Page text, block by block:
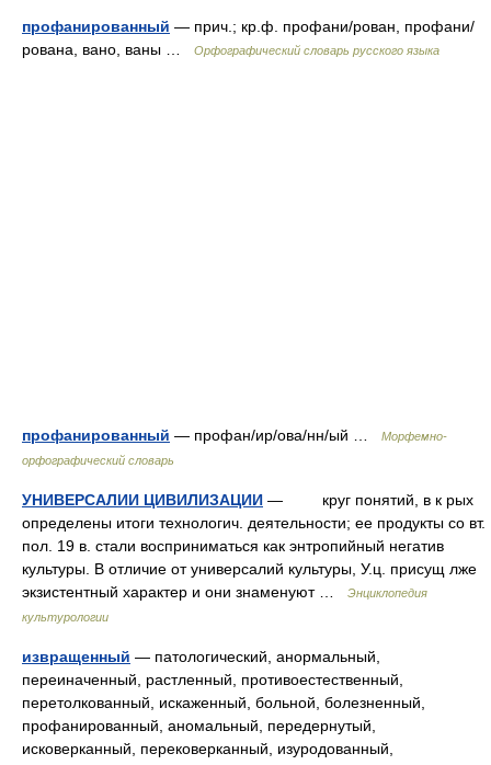
профанированный — прич.; кр.ф. профани/рован, профани/
рована, вано, ваны …
Орфографический словарь русского языка
профанированный — профан/ир/ова/нн/ый …
Морфемно-
орфографический словарь
УНИВЕРСАЛИИ ЦИВИЛИЗАЦИИ — круг понятий, в к рых
определены итоги технологич. деятельности; ее продукты со вт.
пол. 19 в. стали восприниматься как энтропийный негатив
культуры. В отличие от универсалий культуры, У.ц. присущ лже
экзистентный характер и они знаменуют …
Энциклопедия
культурологии
извращенный — патологический, анормальный,
переиначенный, растленный, противоестественный,
перетолкованный, искаженный, больной, болезненный,
профанированный, аномальный, передернутый,
исковерканный, перековерканный, изуродованный,